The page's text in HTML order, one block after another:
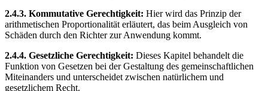
2.4.3. Kommutative Gerechtigkeit: Hier wird das Prinzip der
arithmetischen Proportionalität erläutert, das beim Ausgleich von
Schäden durch den Richter zur Anwendung kommt.
2.4.4. Gesetzliche Gerechtigkeit: Dieses Kapitel behandelt die
Funktion von Gesetzen bei der Gestaltung des gemeinschaftlichen
Miteinanders und unterscheidet zwischen natürlichem und
gesetzlichem Recht.